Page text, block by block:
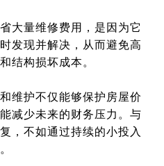
大量维修费用，是因为它
发现并解决，从而避免高
结构损坏成本。
维护不仅能够保护房屋价
减少未来的财务压力。与
，不如通过持续的小投入